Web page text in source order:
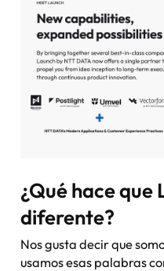
¿Qué hace que
diferente?
Nos gusta decir que
usamos esas palabras